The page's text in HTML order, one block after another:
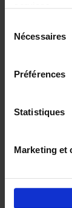
Nécessaires
Préférences
Statistiques
Marketing et